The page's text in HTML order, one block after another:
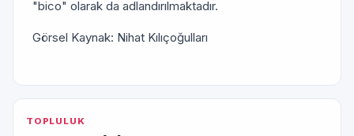
"bico" olarak da adlandırılmaktadır.
Görsel Kaynak: Nihat Kılıçoğulları
TOPLULUK